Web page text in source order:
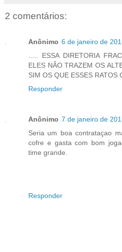
2 comentários:
Anônimo 6 de janeiro de
..... ESSA DIRETORIA
ELES NÃO TRAZEM OS
SIM OS QUE ESSES RATOS
Responder
Anônimo 7 de janeiro de
Seria um boa contrataçao
cofre e gasta com bom
time grande.
Responder